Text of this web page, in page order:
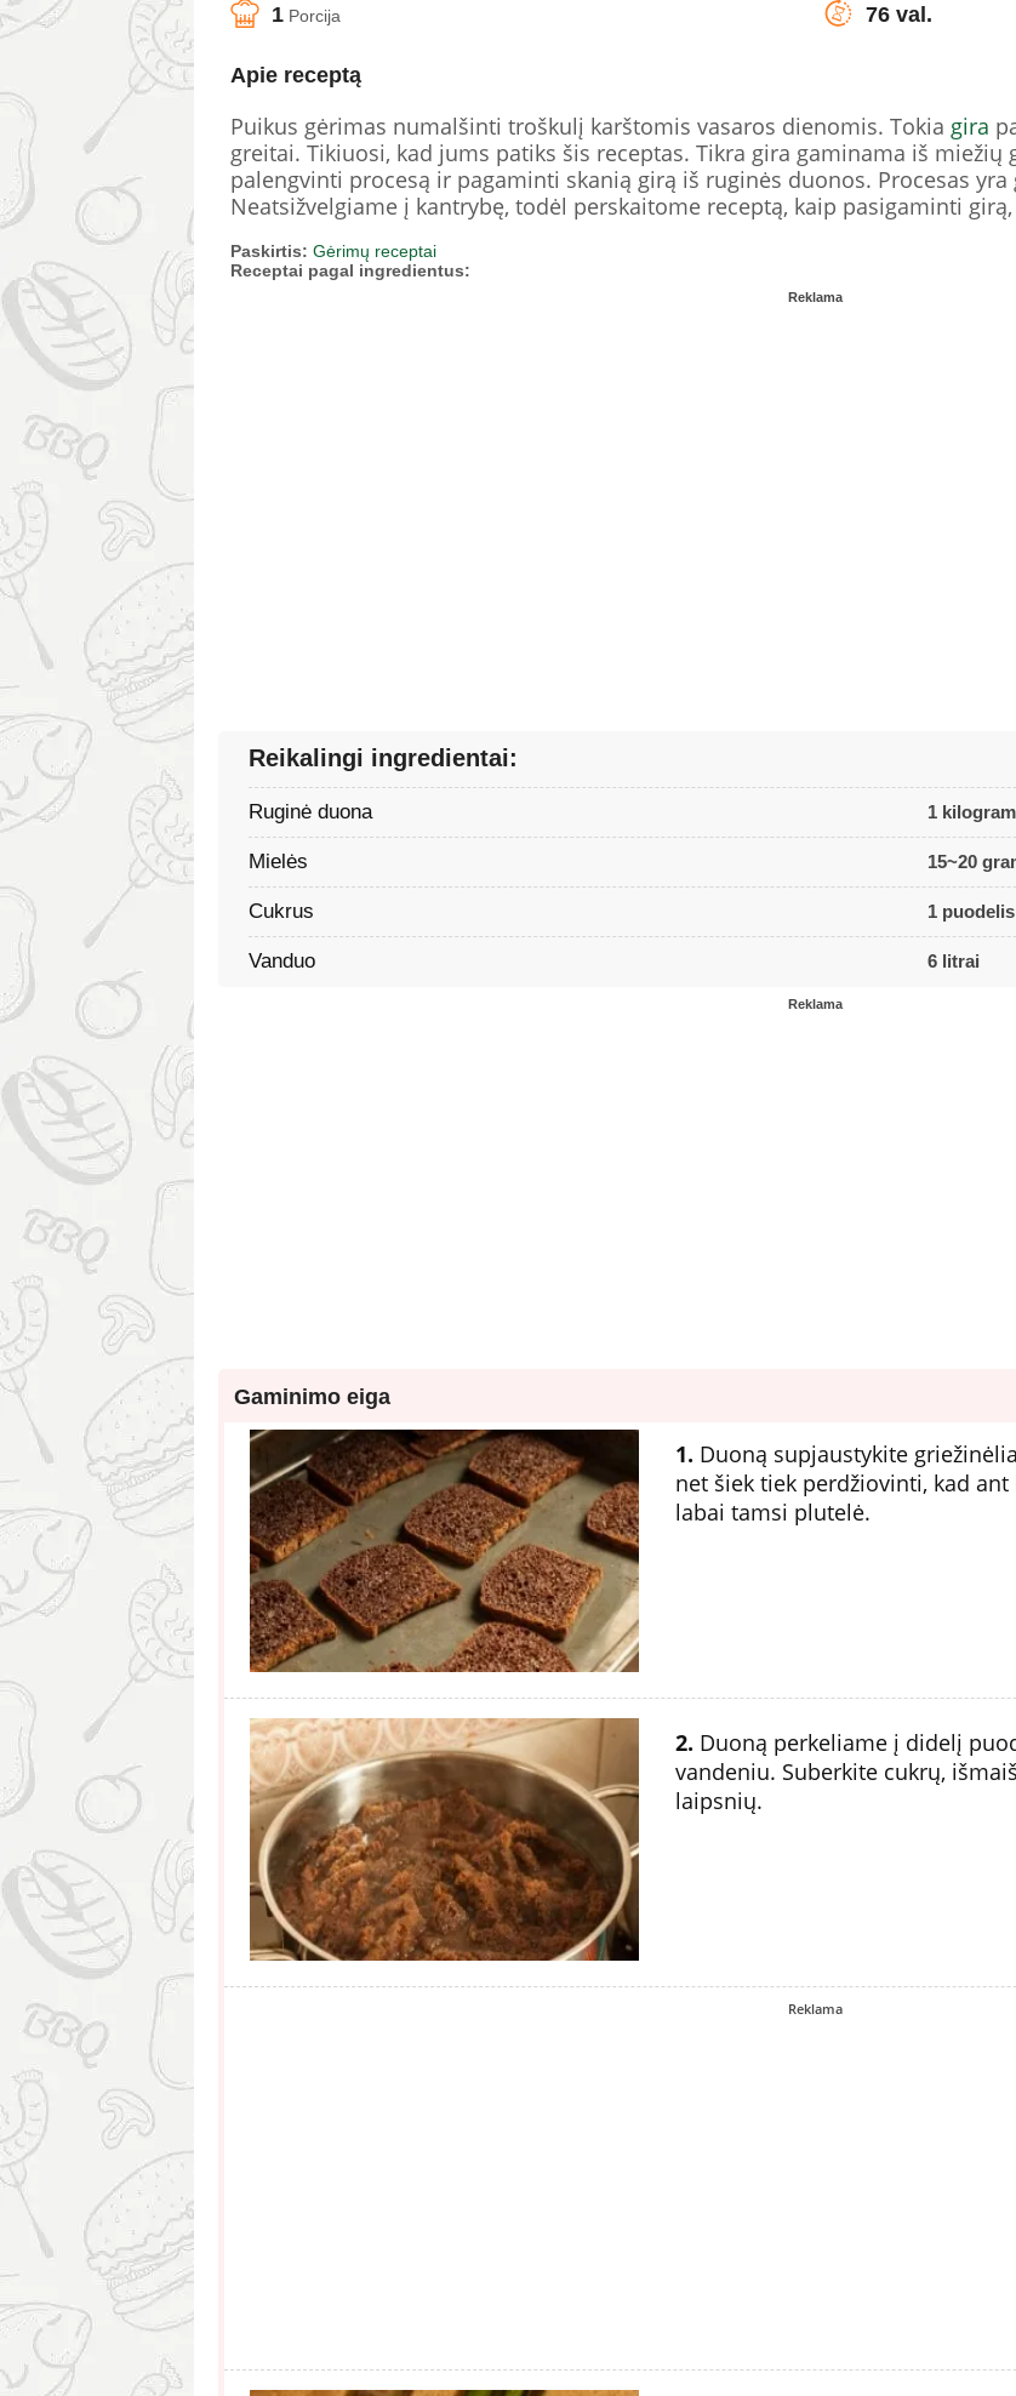
1 Porcija 76 val.
Apie receptą
Puikus gėrimas numalšinti troškulį karštomis vasaros dienomis. Tokia gira
greitai. Tikiuosi, kad jums patiks šis receptas. Tikra gira gaminama iš
palengvinti procesą ir pagaminti skanią girą iš ruginės duonos. Procesas yra
Neatsižvelgiame į kantrybę, todėl perskaitome receptą, kaip pasigaminti
Paskirtis: Gėrimų receptai
Receptai pagal ingredientus:
Reklama
Reikalingi ingredientai:
Ruginė duona 1
Mielės 15~20
Cukrus 1
Vanduo 6 litrai
Reklama
Gaminimo eiga
1. Duoną supjaustykite
net šiek tiek perdžiovinti, kad
labai tamsi plutelė.
2. Duoną perkeliame į didelį
vandeniu. Suberkite cukrų,
laipsnių.
Reklama